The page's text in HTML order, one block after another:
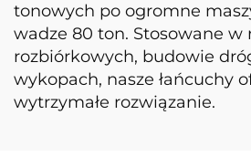
tonowych po ogromne
wadze 80 ton. Stosowane w
rozbiórkowych, budowie
wykopach, nasze łańcuchy
wytrzymałe rozwiązanie.